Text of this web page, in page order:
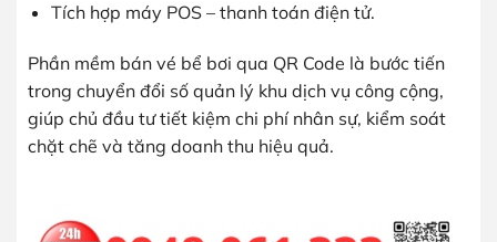
Tích hợp máy POS – thanh toán điện tử.
Phần mềm bán vé bể bơi qua QR Code là bước tiến
trong chuyển đổi số quản lý khu dịch vụ công cộng,
giúp chủ đầu tư tiết kiệm chi phí nhân sự, kiểm soát
chặt chẽ và tăng doanh thu hiệu quả.